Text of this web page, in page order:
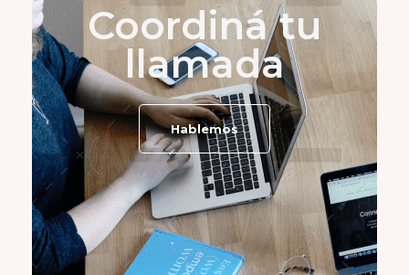
Coordiná tu
llamada
Hablemos